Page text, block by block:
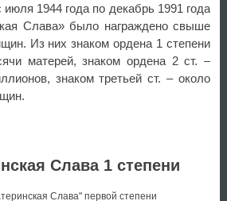
июля 1944 года по декабрь 1991 года
Слава» было награждено свыше
Из них знаком ордена 1 степени
матерей, знаком ордена 2 ст. –
знаком третьей ст. – около
Слава 1 степени